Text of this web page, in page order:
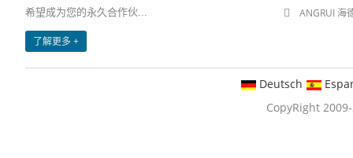
希望成为您的永久合作伙...
了解更多 +
ANGRUI 海
Deutsch
CopyRight